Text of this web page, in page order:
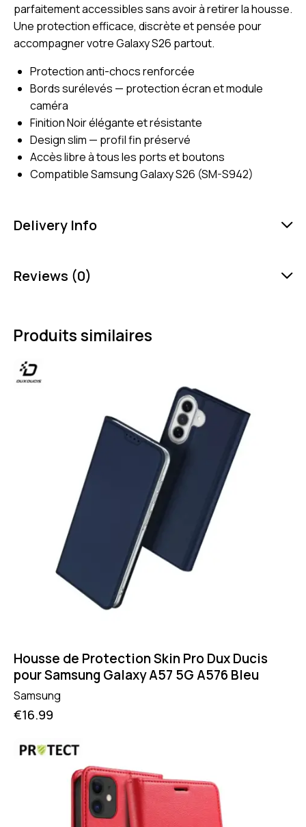
parfaitement accessibles sans avoir à retirer la housse.
Une protection efficace, discrète et pensée pour
accompagner votre Galaxy S26 partout.
Protection anti-chocs renforcée
Bords surélevés — protection écran et module
caméra
Finition Noir élégante et résistante
Design slim — profil fin préservé
Accès libre à tous les ports et boutons
Compatible Samsung Galaxy S26 (SM-S942)
Delivery Info
Reviews (0)
Produits similaires
Housse de Protection Skin Pro Dux Ducis
pour Samsung Galaxy A57 5G A576 Bleu
Samsung
€16.99